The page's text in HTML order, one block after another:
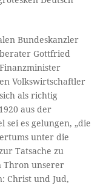
Bundeskanzler
Gottfried
Volkswirtschaftler
als richtig
aus der
sei es gelungen, „die
unter die
Tatsache zu
Thron unserer
Christ und Jud,